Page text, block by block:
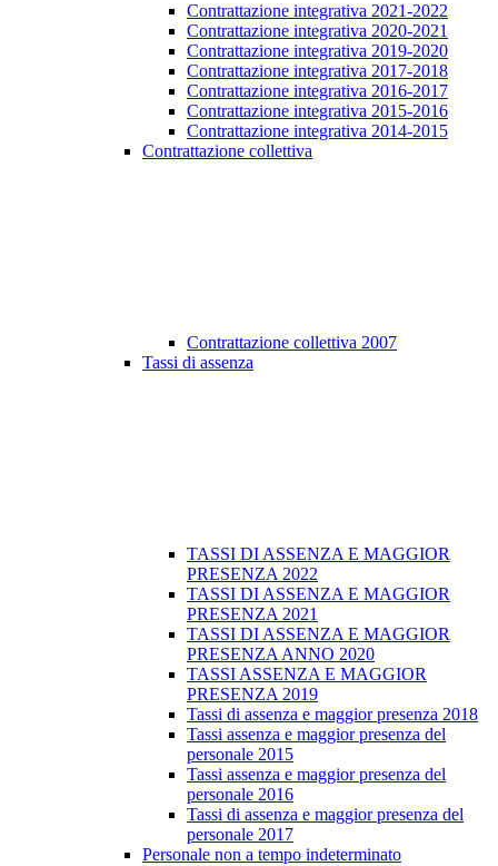
Contrattazione integrativa 2021-2022
Contrattazione integrativa 2020-2021
Contrattazione integrativa 2019-2020
Contrattazione integrativa 2017-2018
Contrattazione integrativa 2016-2017
Contrattazione integrativa 2015-2016
Contrattazione integrativa 2014-2015
Contrattazione collettiva
Contrattazione collettiva 2007
Tassi di assenza
TASSI DI ASSENZA E MAGGIOR
PRESENZA 2022
TASSI DI ASSENZA E MAGGIOR
PRESENZA 2021
TASSI DI ASSENZA E MAGGIOR
PRESENZA ANNO 2020
TASSI ASSENZA E MAGGIOR
PRESENZA 2019
Tassi di assenza e maggior presenza 2018
Tassi assenza e maggior presenza del
personale 2015
Tassi assenza e maggior presenza del
personale 2016
Tassi di assenza e maggior presenza del
personale 2017
Personale non a tempo indeterminato